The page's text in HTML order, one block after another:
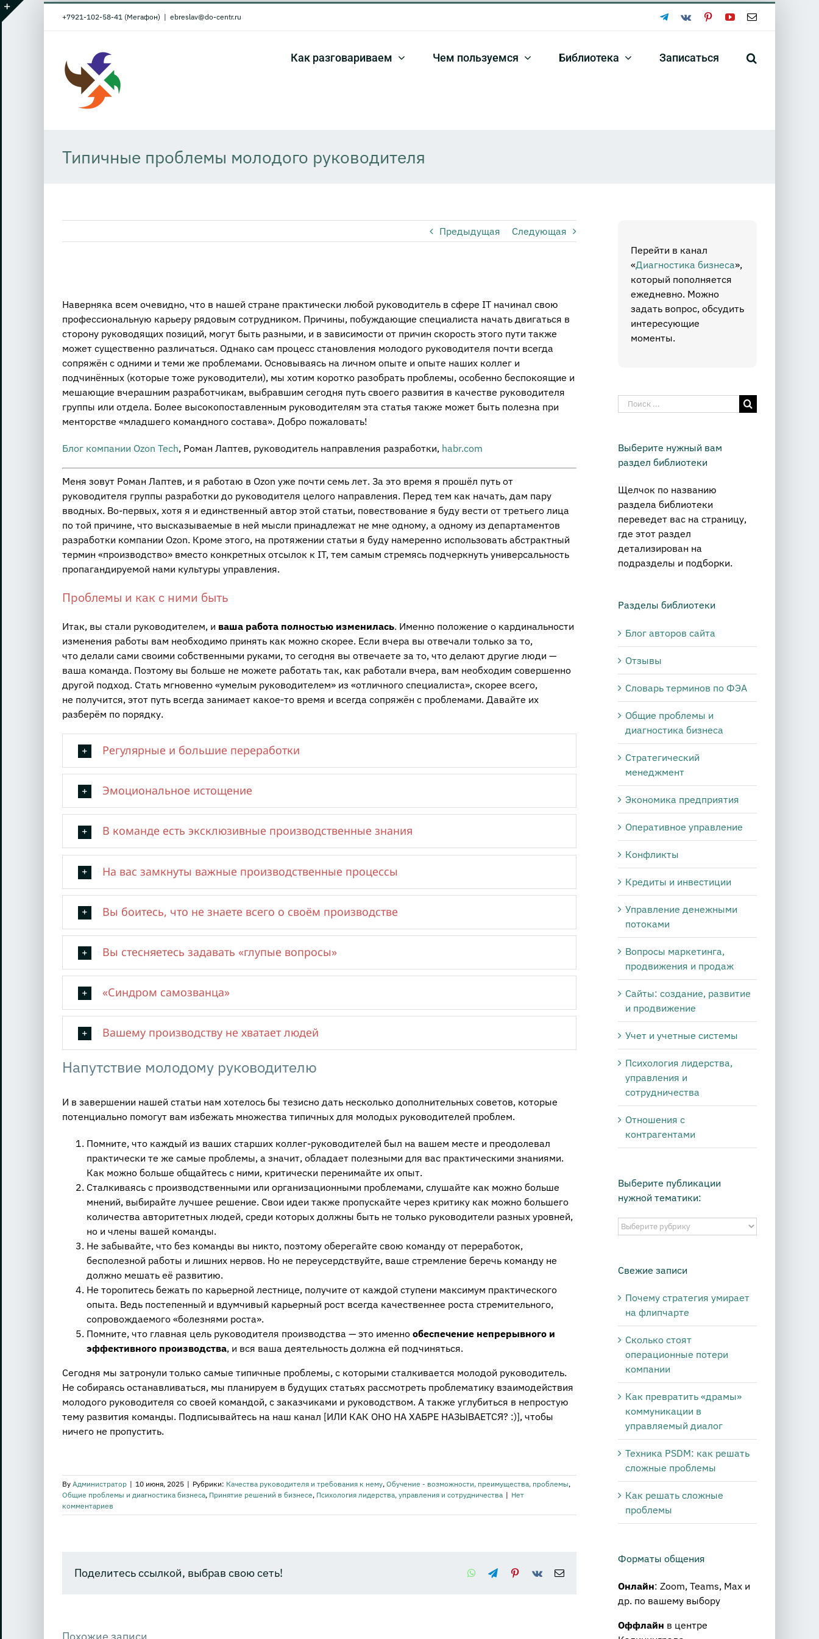
Skip
to
+7921-102-58-41 (Мегафон) | ebreslav@do-centr.ru Telegram
Vk PinterestYouTubeEmail
Как разговариваем Чем пользуемся Библиотека Записаться
Типичные проблемы молодого руководителя
Предыдущая Следующая
Larger
Image
Наверняка всем очевидно, что в нашей стране практически любой руководитель в сфере IT начинал свою
профессиональную карьеру рядовым сотрудником. Причины, побуждающие специалиста начать двигаться в
сторону руководящих позиций, могут быть разными, и в зависимости от причин скорость этого пути также
может существенно различаться. Однако сам процесс становления молодого руководителя почти всегда
сопряжён с одними и теми же проблемами. Основываясь на личном опыте и опыте наших коллег и
подчинённых (которые тоже руководители), мы хотим коротко разобрать проблемы, особенно беспокоящие и
мешающие вчерашним разработчикам, выбравшим сегодня путь своего развития в качестве руководителя
группы или отдела. Более высокопоставленным руководителям эта статья также может быть полезна при
менторстве «младшего командного состава». Добро пожаловать!
Блог компании Ozon Tech, Роман Лаптев, руководитель направления разработки, habr.com
Меня зовут Роман Лаптев, и я работаю в Ozon уже почти семь лет. За это время я прошёл путь от
руководителя группы разработки до руководителя целого направления. Перед тем как начать, дам пару
вводных. Во-первых, хотя я и единственный автор этой статьи, повествование я буду вести от третьего лица
по той причине, что высказываемые в ней мысли принадлежат не мне одному, а одному из департаментов
разработки компании Ozon. Кроме этого, на протяжении статьи я буду намеренно использовать абстрактный
термин «производство» вместо конкретных отсылок к IT, тем самым стремясь подчеркнуть универсальность
пропагандируемой нами культуры управления.
Проблемы и как с ними быть
Итак, вы стали руководителем, и ваша работа полностью изменилась. Именно положение о кардинальности
изменения работы вам необходимо принять как можно скорее. Если вчера вы отвечали только за то,
что делали сами своими собственными руками, то сегодня вы отвечаете за то, что делают другие люди —
ваша команда. Поэтому вы больше не можете работать так, как работали вчера, вам необходим совершенно
другой подход. Стать мгновенно «умелым руководителем» из «отличного специалиста», скорее всего,
не получится, этот путь всегда занимает какое‑то время и всегда сопряжён с проблемами. Давайте их
разберём по порядку.
Регулярные и большие переработки
Эмоциональное истощение
В команде есть эксклюзивные производственные знания
На вас замкнуты важные производственные процессы
Вы боитесь, что не знаете всего о своём производстве
Вы стесняетесь задавать «глупые вопросы»
«Синдром самозванца»
Вашему производству не хватает людей
Напутствие молодому руководителю
И в завершении нашей статьи нам хотелось бы тезисно дать несколько дополнительных советов, которые
потенциально помогут вам избежать множества типичных для молодых руководителей проблем.
Помните, что каждый из ваших старших коллег-руководителей был на вашем месте и преодолевал
практически те же самые проблемы, а значит, обладает полезными для вас практическими знаниями.
Как можно больше общайтесь с ними, критически перенимайте их опыт.
Сталкиваясь с производственными или организационными проблемами, слушайте как можно больше
мнений, выбирайте лучшее решение. Свои идеи также пропускайте через критику как можно большего
количества авторитетных людей, среди которых должны быть не только руководители разных уровней,
но и члены вашей команды.
Не забывайте, что без команды вы никто, поэтому оберегайте свою команду от переработок,
бесполезной работы и лишних нервов. Но не переусердствуйте, ваше стремление беречь команду не
должно мешать её развитию.
Не торопитесь бежать по карьерной лестнице, получите от каждой ступени максимум практического
опыта. Ведь постепенный и вдумчивый карьерный рост всегда качественнее роста стремительного,
сопровождаемого «болезнями роста».
Помните, что главная цель руководителя производства — это именно обеспечение непрерывного и
эффективного производства, и вся ваша деятельность должна ей подчиняться.
Сегодня мы затронули только самые типичные проблемы, с которыми сталкивается молодой руководитель.
Не собираясь останавливаться, мы планируем в будущих статьях рассмотреть проблематику взаимодействия
молодого руководителя со своей командой, с заказчиками и руководством. А также углубиться в непростую
тему развития команды. Подписывайтесь на наш канал [ИЛИ КАК ОНО НА ХАБРЕ НАЗЫВАЕТСЯ? :)], чтобы
ничего не пропустить.
By Администратор | 10 июня, 2025 | Рубрики: Качества руководителя и требования к нему, Обучение - возможности, преимущества, проблемы,
Общие проблемы и диагностика бизнеса, Принятие решений в бизнесе, Психология лидерства, управления и сотрудничества | Нет
комментариев
Поделитесь ссылкой, выбрав свою сеть! WhatsApp
TelegramPinterest
Vk Email
Похожие записи
Перейти в канал
«Диагностика бизнеса»,
который пополняется
ежедневно. Можно
задать вопрос, обсудить
интересующие
моменты.
Результат
поиска:
Выберите нужный вам
раздел библиотеки
Щелчок по названию
раздела библиотеки
переведет вас на страницу,
где этот раздел
детализирован на
подразделы и подборки.
Разделы библиотеки
Блог авторов сайта
Отзывы
Словарь терминов по ФЭА
Общие проблемы и
диагностика бизнеса
Стратегический
менеджмент
Экономика предприятия
Оперативное управление
Конфликты
Кредиты и инвестиции
Управление денежными
потоками
Вопросы маркетинга,
продвижения и продаж
Сайты: создание, развитие
и продвижение
Учет и учетные системы
Психология лидерства,
управления и
сотрудничества
Отношения с
контрагентами
Выберите публикации
нужной тематики:
Выберите
публикации
тематики:
Свежие записи
Почему стратегия умирает
на флипчарте
Сколько стоят
операционные потери
компании
Как превратить «драмы»
коммуникации в
управляемый диалог
Техника PSDM: как решать
сложные проблемы
Как решать сложные
проблемы
Форматы общения
Онлайн: Zoom, Teams, Max и
др. по вашему выбору
Оффлайн в центре